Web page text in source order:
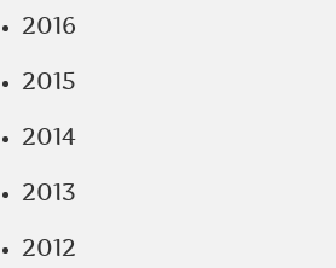
2016
2015
2014
2013
2012